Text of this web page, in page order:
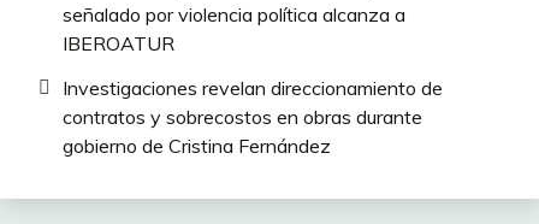
señalado por violencia política alcanza a
IBEROATUR
Investigaciones revelan direccionamiento de
contratos y sobrecostos en obras durante
gobierno de Cristina Fernández